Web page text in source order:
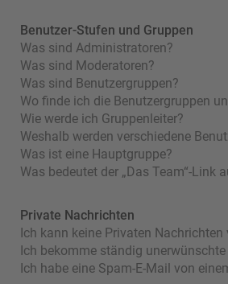
Benutzer-Stufen und Gruppen
Was sind Administratoren?
Was sind Moderatoren?
Was sind Benutzergruppen?
Wo finde ich die Benutzergruppen
Wie werde ich Gruppenleiter?
Weshalb werden verschiedene
Was ist eine Hauptgruppe?
Was bedeutet der „Das Team“-Link
Private Nachrichten
Ich kann keine Privaten Nachrichten
Ich bekomme ständig
Ich habe eine Spam-E-Mail von